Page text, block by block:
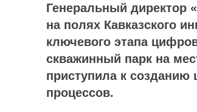
Генеральный директор
на полях Кавказского
ключевого этапа
скважинный парк на
приступила к
процессов.